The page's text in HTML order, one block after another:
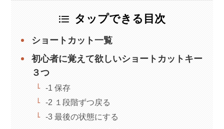
タップできる目次
ショートカット一覧
初心者に覚えて欲しいショートカットキー
３つ
-1 保存
-2 １段階ずつ戻る
-3 最後の状態にする